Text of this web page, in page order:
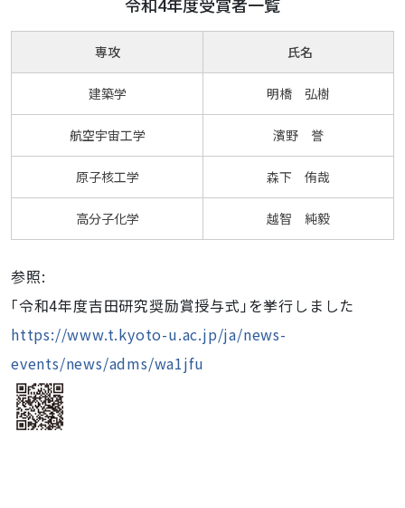
専攻 氏名
建築学 明橋 弘樹
航空宇宙工学 濱野 誉
原子核工学 森下 侑哉
高分子化学 越智 純毅
参照:
｢令和4年度吉田研究奨励賞授与式｣を挙行しました
https://www.t.kyoto-u.ac.jp/ja/news-
events/news/adms/wa1jfu